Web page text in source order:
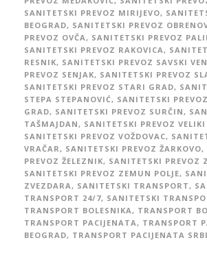
SANITETSKI PREVOZ MIRIJEVO,
BEOGRAD, SANITETSKI PREVOZ
PREVOZ OVČA, SANITETSKI PREVOZ
SANITETSKI PREVOZ RAKOVICA,
RESNIK, SANITETSKI PREVOZ SAVSKI
PREVOZ SENJAK, SANITETSKI PREVOZ
SANITETSKI PREVOZ STARI GRAD,
STEPA STEPANOVIĆ, SANITETSKI
GRAD, SANITETSKI PREVOZ SURČIN,
TAŠMAJDAN, SANITETSKI PREVOZ
SANITETSKI PREVOZ VOŽDOVAC,
VRAČAR, SANITETSKI PREVOZ ŽARKOVO,
PREVOZ ŽELEZNIK, SANITETSKI PREVOZ
SANITETSKI PREVOZ ZEMUN POLJE,
ZVEZDARA, SANITETSKI TRANSPORT,
TRANSPORT 24/7, SANITETSKI
TRANSPORT BOLESNIKA, TRANSPORT
TRANSPORT PACIJENATA, TRANSPORT
BEOGRAD, TRANSPORT PACIJENATA